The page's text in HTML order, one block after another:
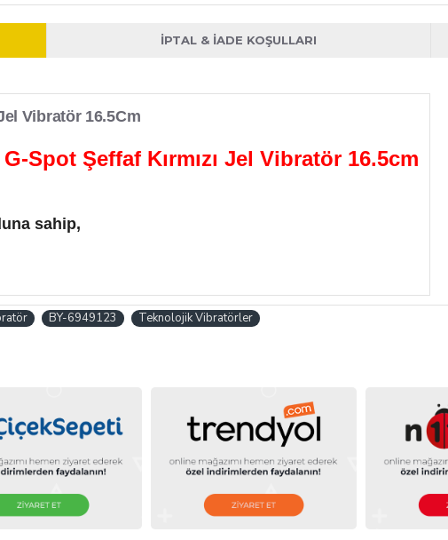
İPTAL & İADE KOŞULLARI
Vibratör 16.5Cm
Spot Şeffaf Kırmızı Jel Vibratör 16.5cm
sahip,
BY-6949123 Teknolojik Vibratörler